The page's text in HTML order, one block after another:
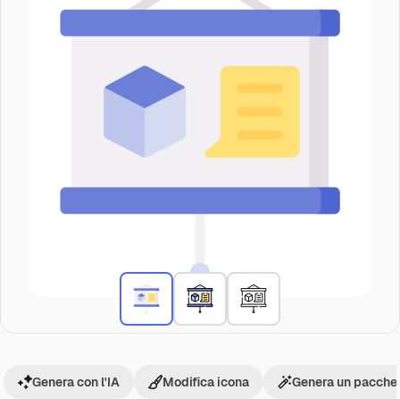
Genera con l'IA Modifica icona Genera un